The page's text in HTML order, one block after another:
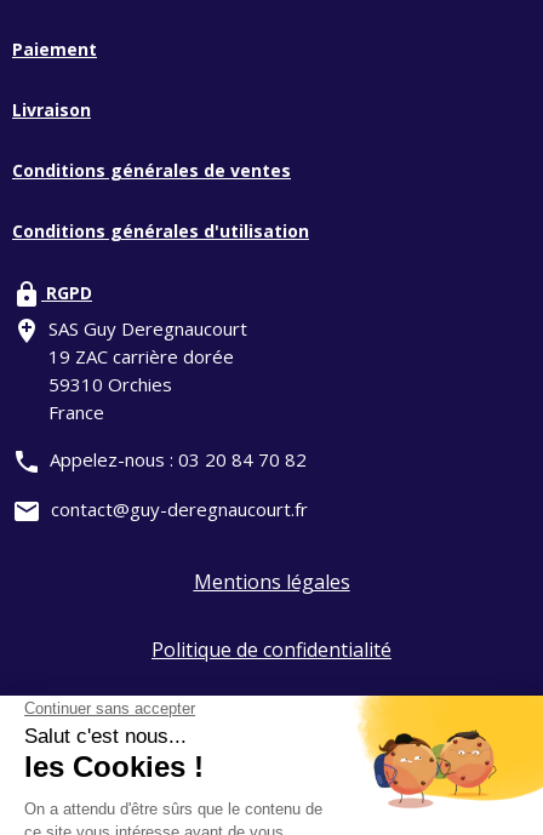
Paiement
Livraison
Conditions générales de ventes
Conditions générales d'utilisation
lock RGPD
add_location SAS Guy Deregnaucourt
19 ZAC carrière dorée
59310 Orchies
France
phone Appelez-nous : 03 20 84 70 82
mail contact@guy-deregnaucourt.fr
Mentions légales
Politique de confidentialité